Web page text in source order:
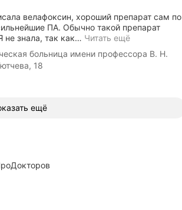
велафоксин, хороший препарат сам по
ПА. Обычно такой препарат
знала, так как… Читать ещё
больница имени профессора В. Н.
18
ещё